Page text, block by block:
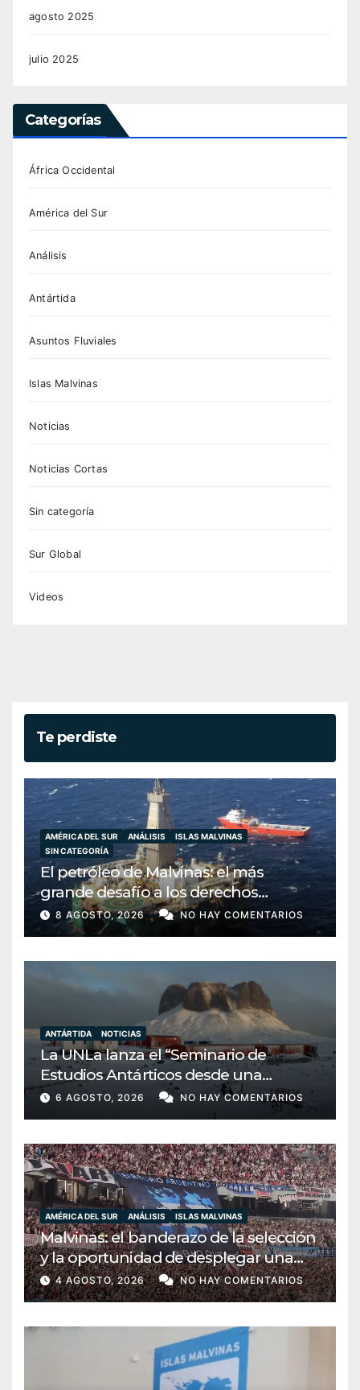
agosto 2025
julio 2025
Categorías
África Occidental
América del Sur
Análisis
Antártida
Asuntos Fluviales
Islas Malvinas
Noticias
Noticias Cortas
Sin categoría
Sur Global
Videos
Te perdiste
AMÉRICA DEL SUR ANÁLISIS
ISLAS MALVINAS
SIN CATEGORÍA
El petróleo de Malvinas: el más
grande desafío a los derechos
argentinos que Milei ha decidido
ignorar
8 AGOSTO, 2026 NO HAY COMENTARIOS
ANTÁRTIDA NOTICIAS
La UNLa lanza el “Seminario de
Estudios Antárticos desde una
perspectiva transdisciplinar”: una
apuesta por la soberanía y la
6 AGOSTO, 2026 NO HAY COMENTARIOS
AMÉRICA DEL SUR ANÁLISIS ISLAS MALVINAS
Malvinas: el banderazo de la selección
y la oportunidad de desplegar una
diplomacia soberana
4 AGOSTO, 2026 NO HAY COMENTARIOS